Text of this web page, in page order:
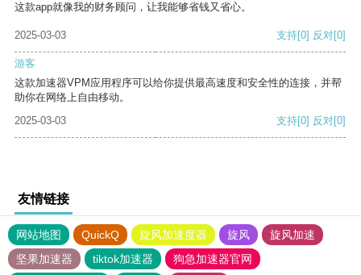
这款app就像我的财务顾问，让我能够省钱又省心。
2025-03-03 支持[0] 反对[0]
游客
这款加速器VPM应用程序可以给你提供最高速度和安全性的连接，并帮
助你在网络上自由移动。
2025-03-03
支持[0] 反对[0]
友情链接
网站地图 QuickQ 旋风加速度器 旋风
旋风加速
坚果加速器
tiktok加速器 狗急加速器官网